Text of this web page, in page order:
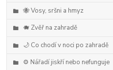
🐝 Vosy, sršni a hmyz
🐗 Zvěř na zahradě
🌙 Co chodí v noci po zahradě
⚙️ Nářadí jiskří nebo nefunguje